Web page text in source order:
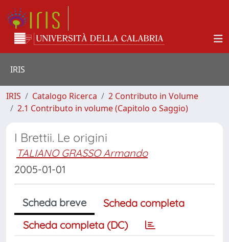
IRIS
IRIS Catalogo Ricerca
2 Contributo in Volume
2.1 Contributo in volume (Capitolo o Saggio)
I Brettii. Le origini
TALIANO GRASSO Armando
2005-01-01
Scheda breve
Scheda completa
Scheda completa (DC)